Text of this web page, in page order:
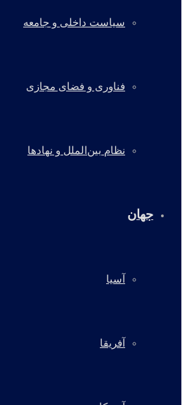
سیاست داخلی و جامعه
فناوری و فضای مجازی
نظام بین‌الملل و نهادها
جهان
آسیا
آفریقا